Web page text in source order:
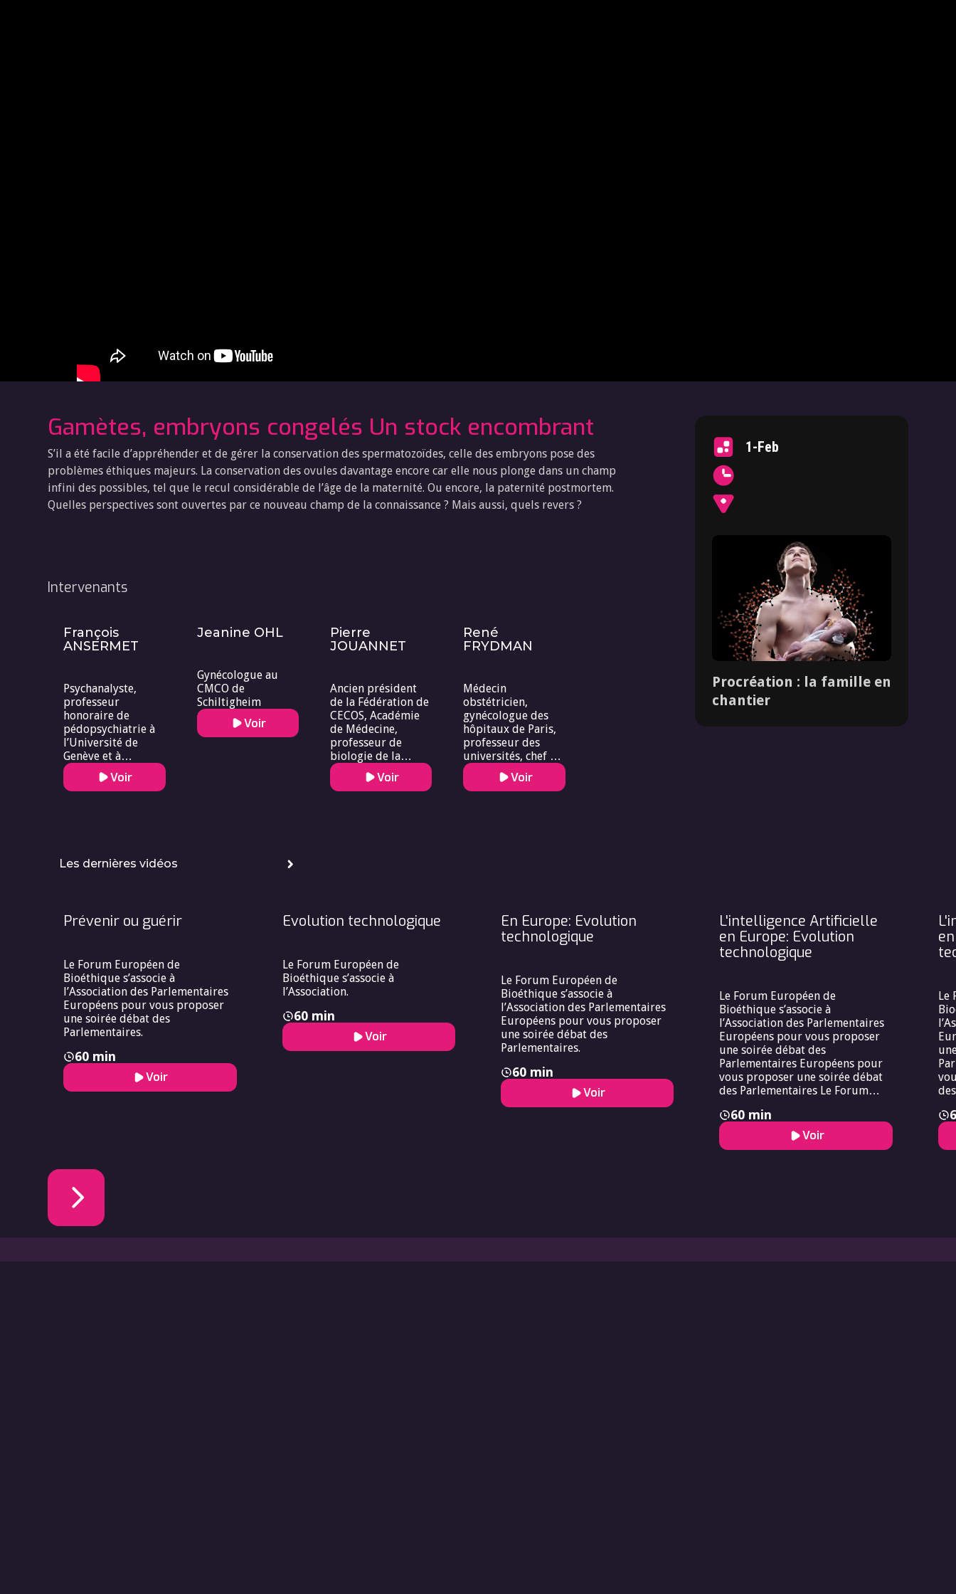
Gamètes, embryons congelés Un stock encombrant
S’il a été facile d’appréhender et de gérer la conservation des spermatozoïdes, celle des embryons pose des
problèmes éthiques majeurs. La conservation des ovules davantage encore car elle nous plonge dans un champ
infini des possibles, tel que le recul considérable de l’âge de la maternité. Ou encore, la paternité postmortem.
Quelles perspectives sont ouvertes par ce nouveau champ de la connaissance ? Mais aussi, quels revers ?
1-Feb
Dossier
Procréation : la famille en
chantier
Intervenants
François
ANSERMET
Psychanalyste,
professeur
honoraire de
pédopsychiatrie à
l’Université de
Genève et à
l’Université de
Lausanne, membre
Voir
Jeanine OHL
Gynécologue au
CMCO de
Schiltigheim
Voir
Pierre
JOUANNET
Ancien président
de la Fédération de
CECOS, Académie
de Médecine,
professeur de
biologie de la
reproduction.
Voir
René
FRYDMAN
Médecin
obstétricien,
gynécologue des
hôpitaux de Paris,
professeur des
universités, chef de
service à l’hôpital
Antoine Béclère de
Voir
Les dernières vidéos
Prévenir ou guérir
Le Forum Européen de
Bioéthique s’associe à
l’Association des Parlementaires
Européens pour vous proposer
une soirée débat des
Parlementaires.
60 min
Voir
Evolution technologique
Le Forum Européen de
Bioéthique s’associe à
l’Association.
60 min
Voir
En Europe: Evolution
technologique
Le Forum Européen de
Bioéthique s’associe à
l’Association des Parlementaires
Européens pour vous proposer
une soirée débat des
Parlementaires.
60 min
Voir
L'intelligence Artificielle
en Europe: Evolution
technologique
Le Forum Européen de
Bioéthique s’associe à
l’Association des Parlementaires
Européens pour vous proposer
une soirée débat des
Parlementaires Européens pour
vous proposer une soirée débat
des Parlementaires Le Forum
à l’Association des
Parlementaires Européens pour
vous proposer une soirée débat
60 min
Voir
Le